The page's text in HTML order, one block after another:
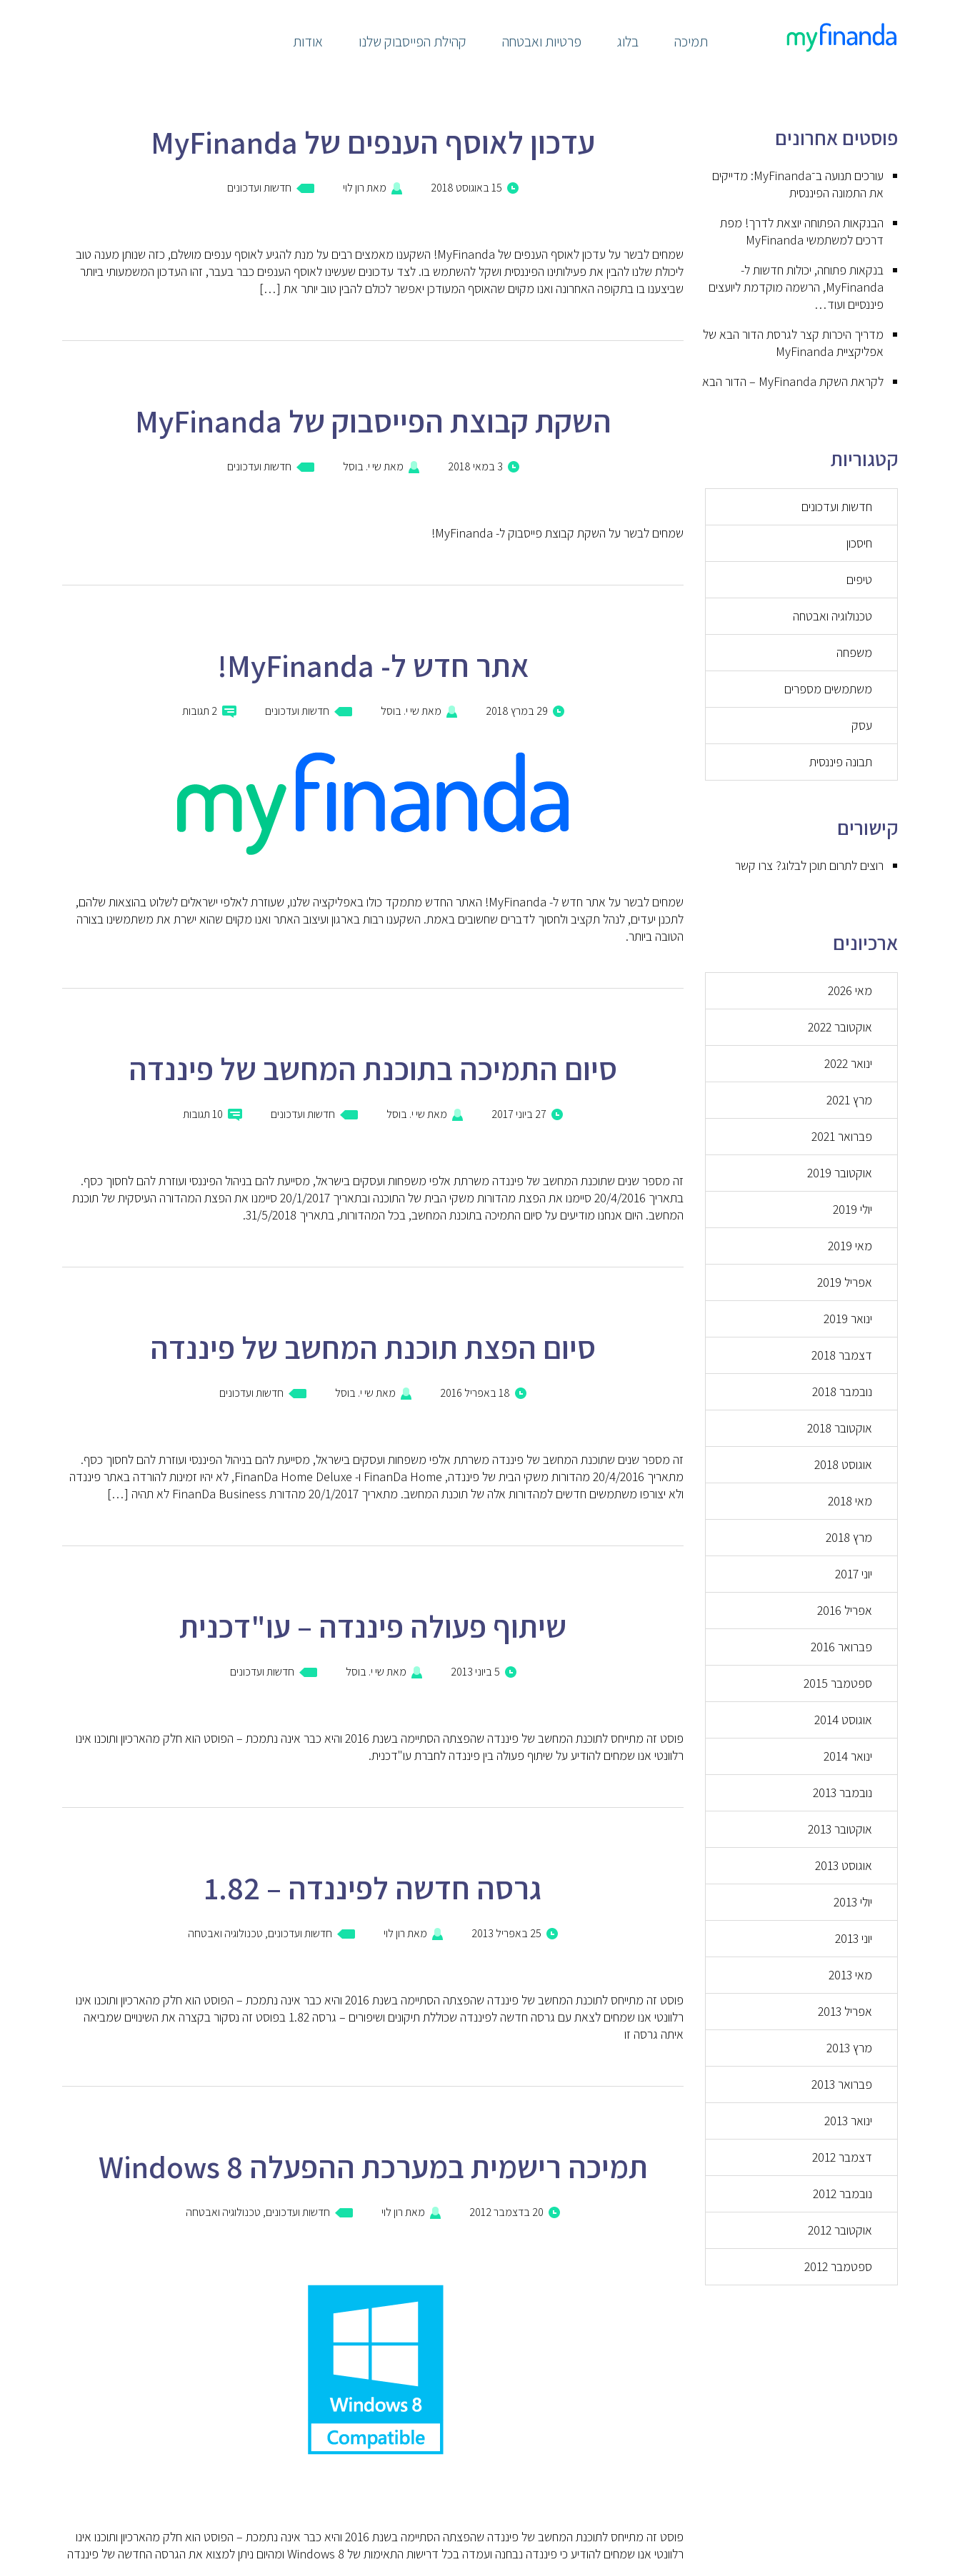
תמיכה בלוג פרטיות ואבטחה קהילת הפייסבוק שלנו אודות
עדכון לאוסף הענפים של MyFinanda
15 באוגוסט 2018 מאתרון לוי חדשות ועדכונים
שמחים לבשר על עדכון לאוסף הענפים של MyFinanda! השקענו מאמצים רבים על מנת להגיע לאוסף ענפים מושלם, כזה שנותן מענה טוב
ליכולת שלנו להבין את פעילותינו הפיננסית ושקל להשתמש בו. לצד עדכונים שעשינו לאוסף הענפים כבר בעבר, זהו העדכון המשמעותי ביותר
שביצענו בו בתקופה האחרונה ואנו מקוים שהאוסף המעודכן יאפשר לכולם להבין טוב יותר את […]
השקת קבוצת הפייסבוק של MyFinanda
3 במאי 2018 מאתשי י. בוסל חדשות ועדכונים
שמחים לבשר על השקת קבוצת פייסבוק ל- MyFinanda!
אתר חדש ל- MyFinanda!
29 במרץ 2018 מאתשי י. בוסל חדשות ועדכונים 2 תגובות
שמחים לבשר על אתר חדש ל- MyFinanda! האתר החדש מתמקד כולו באפליקציה שלנו, שעוזרת לאלפי ישראלים לשלוט בהוצאות שלהם,
לתכנן יעדים, לנהל תקציב ולחסוך לדברים שחשובים באמת. השקענו רבות בארגון ועיצוב האתר ואנו מקוים שהוא ישרת את משתמשינו בצורה
הטובה ביותר.
סיום התמיכה בתוכנת המחשב של פיננדה
27 ביוני 2017 מאתשי י. בוסל חדשות ועדכונים 10 תגובות
זה מספר שנים שתוכנת המחשב של פיננדה משרתת אלפי משפחות ועסקים בישראל, מסייעת להם בניהול הפיננסי ועוזרת להם לחסוך כסף.
בתאריך 20/4/2016 סיימנו את הפצת מהדורות משקי הבית של התוכנה ובתאריך 20/1/2017 סיימנו את הפצת המהדורה העיסקית של תוכנת
המחשב. היום אנחנו מודיעים על סיום התמיכה בתוכנת המחשב, בכל המהדורות, בתאריך 31/5/2018.
סיום הפצת תוכנת המחשב של פיננדה
18 באפריל 2016 מאתשי י. בוסל חדשות ועדכונים
זה מספר שנים שתוכנת המחשב של פיננדה משרתת אלפי משפחות ועסקים בישראל, מסייעת להם בניהול הפיננסי ועוזרת להם לחסוך כסף.
מתאריך 20/4/2016 מהדורות משקי הבית של פיננדה, FinanDa Home ו- FinanDa Home Deluxe, לא יהיו זמינות להורדה באתר פיננדה
ולא יצורפו משתמשים חדשים למהדורות אלה של תוכנת המחשב. מתאריך 20/1/2017 מהדורת FinanDa Business לא תהיה […]
שיתוף פעולה פיננדה – עו"דכנית
5 ביוני 2013 מאתשי י. בוסל חדשות ועדכונים
פוסט זה מתייחס לתוכנת המחשב של פיננדה שהפצתה הסתיימה בשנת 2016 והיא כבר אינה נתמכת – הפוסט הוא חלק מהארכיון ותוכנו אינו
רלוונטי אנו שמחים להודיע על שיתוף פעולה בין פיננדה לחברת עו"דכנית.
גרסה חדשה לפיננדה – 1.82
25 באפריל 2013 מאתרון לוי חדשות ועדכונים, טכנולוגיה ואבטחה
פוסט זה מתייחס לתוכנת המחשב של פיננדה שהפצתה הסתיימה בשנת 2016 והיא כבר אינה נתמכת – הפוסט הוא חלק מהארכיון ותוכנו אינו
רלוונטי אנו שמחים לצאת עם גרסה חדשה לפיננדה שכוללת תיקונים ושיפורים – גרסה 1.82 בפוסט זה נסקור בקצרה את השינויים שמביאה
איתה גרסה זו
תמיכה רישמית במערכת ההפעלה Windows 8
20 בדצמבר 2012 מאתרון לוי חדשות ועדכונים, טכנולוגיה ואבטחה
פוסט זה מתייחס לתוכנת המחשב של פיננדה שהפצתה הסתיימה בשנת 2016 והיא כבר אינה נתמכת – הפוסט הוא חלק מהארכיון ותוכנו אינו
רלוונטי אנו שמחים להודיע כי פיננדה נבחנה ועמדה בכל דרישות התאימות של Windows 8 ומהיום ניתן למצוא את הגרסה החדשה של פיננדה
פוסטים אחרונים
עורכים תנועה ב־MyFinanda: מדייקים
את התמונה הפיננסית
הבנקאות הפתוחה יוצאת לדרך! מפת
דרכים למשתמשי MyFinanda
בנקאות פתוחה, יכולות חדשות ל-
MyFinanda, הרשמה מוקדמת ליועצים
פיננסיים ועוד…
מדריך היכרות קצר לגרסת הדור הבא של
אפליקציית MyFinanda
לקראת השקת MyFinanda – הדור הבא
קטגוריות
חדשות ועדכונים
חיסכון
טיפים
טכנולוגיה ואבטחה
משפחה
משתמשים מספרים
עסק
תבונה פיננסית
קישורים
רוצים לתרום תוכן לבלוג? צרו קשר
ארכיונים
מאי 2026
אוקטובר 2022
ינואר 2022
מרץ 2021
פברואר 2021
אוקטובר 2019
יולי 2019
מאי 2019
אפריל 2019
ינואר 2019
דצמבר 2018
נובמבר 2018
אוקטובר 2018
אוגוסט 2018
מאי 2018
מרץ 2018
יוני 2017
אפריל 2016
פברואר 2016
ספטמבר 2015
אוגוסט 2014
ינואר 2014
נובמבר 2013
אוקטובר 2013
אוגוסט 2013
יולי 2013
יוני 2013
מאי 2013
אפריל 2013
מרץ 2013
פברואר 2013
ינואר 2013
דצמבר 2012
נובמבר 2012
אוקטובר 2012
ספטמבר 2012